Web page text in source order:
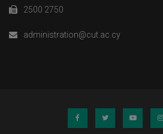
2500 2750
administration@cut.ac.cy